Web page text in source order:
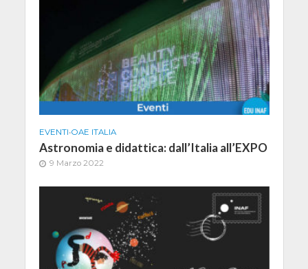
EVENTI•OAE ITALIA
Astronomia e didattica: dall’Italia all’EXPO
9 Marzo 2022